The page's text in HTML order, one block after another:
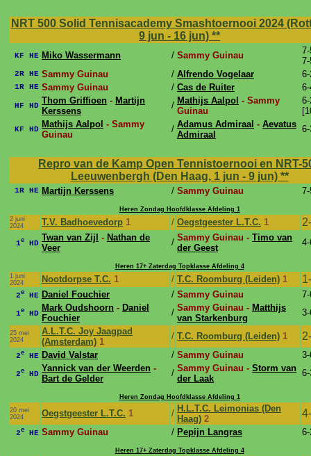
NRT 500 Solid Tennisacademy Smashtoernooi 2024
9 jun - 16 jun) **
KF HE Miko Wassermann / Sammy Guinau
2R HE Sammy Guinau / Alfrendo Vogelaar
1R HE Sammy Guinau / Cas de Ruiter
HF HD Thom Griffioen - Martijn
Kerssens
/ Mathijs Aalpol - Sammy
Guinau
KF HD Mathijs Aalpol - Sammy
Guinau
/ Adamus Admiraal - Aevatus
Admiraal
Repro van de Kamp Open Tennistoernooi en NRT-
Leeuwenbergh (Den Haag, 1 jun - 9 jun) **
1R HE Martijn Kerssens / Sammy Guinau
Heren Zondag Hoofdklasse Afdeling 1
2 juni
2024
T.V. Badhoevedorp 1 / Oegstgeester L.T.C. 1
1e HD
Twan van Zijl - Nathan de
Veer
/ Sammy Guinau - Timo van
der Geest
Heren 17+ Zaterdag Topklasse Afdeling 4
1 juni
2024
Nootdorpse T.C. 1 / T.C. Roomburg (Leiden) 1
2e HE Daniel Fouchier / Sammy Guinau
1e HD
Mark Oudshoorn - Daniel
Fouchier
/ Sammy Guinau - Matthijs
van Starkenburg
25 mei
2024
A.L.T.C. Joy Jaagpad
(Amsterdam) 1
/ T.C. Roomburg (Leiden) 1
2e HE David Valstar / Sammy Guinau
2e HD
Yannick van der Weerden -
Bart de Gelder
/ Sammy Guinau - Storm van
der Laak
Heren Zondag Hoofdklasse Afdeling 1
20 mei
2024
Oegstgeester L.T.C. 1 / H.L.T.C. Leimonias (Den
Haag) 2
2e HE Sammy Guinau / Pepijn Langras
Heren 17+ Zaterdag Topklasse Afdeling 4